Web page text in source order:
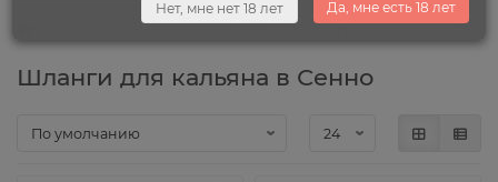
Шланги для кальяна в Сенно
Нет, мне нет 18 лет Да, мне есть 18 лет